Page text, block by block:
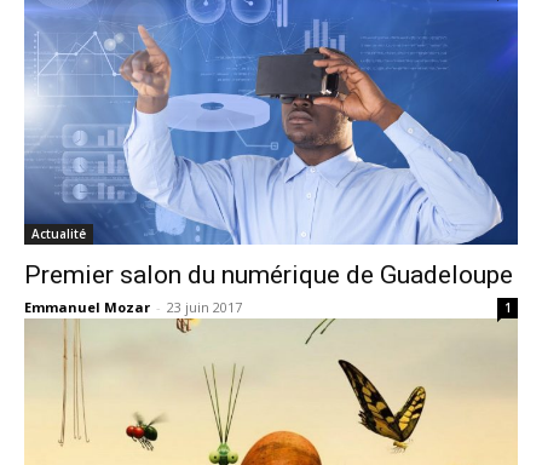
Actualité
Premier salon du numérique de Guadeloupe
Emmanuel Mozar - 23 juin 2017 1